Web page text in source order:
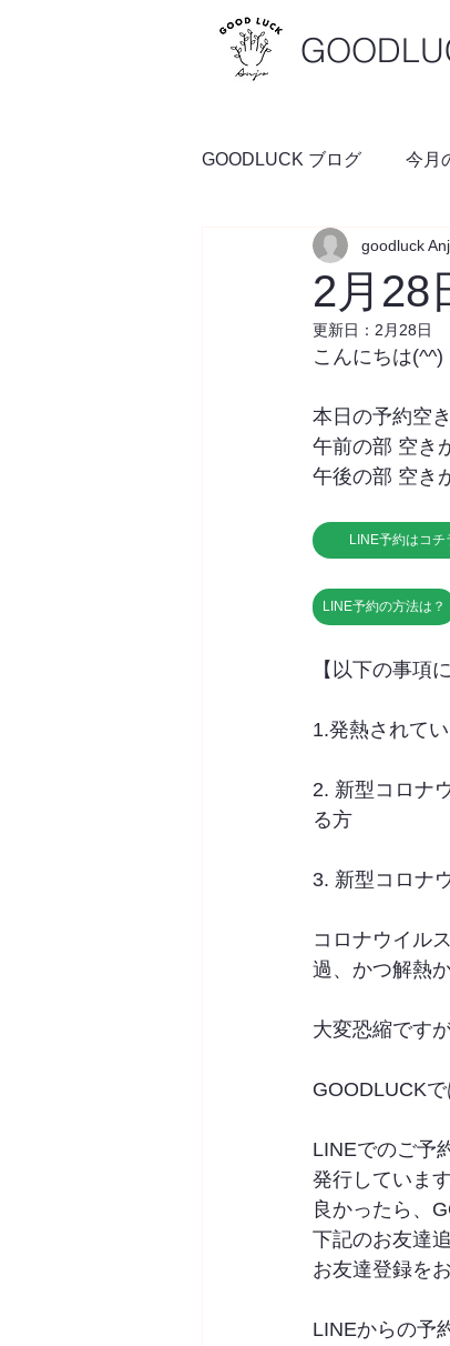
GOODLUCK ブログ 今月
料理の時間 予約空
2月28
goodluck
更新日： 2月28日
こんにちは(^^)
本日の予約空
午前の部 空き
午後の部 空き
LINE予約はコチ
LINE予約の方法は？
【以下の事項
1.発熱されて
2. 新型コロナ
る方
3. 新型コロナ
コロナウイル
過、かつ解熱
大変恐縮です
GOODLUCK
LINEでのご予
発行していま
良かったら、
下記のお友達
お友達登録を
LINEからの予